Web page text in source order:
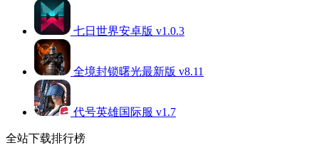
七日世界安卓版 v1.0.3
全境封锁曙光最新版 v8.11
代号英雄国际服 v1.7
全站下载排行榜